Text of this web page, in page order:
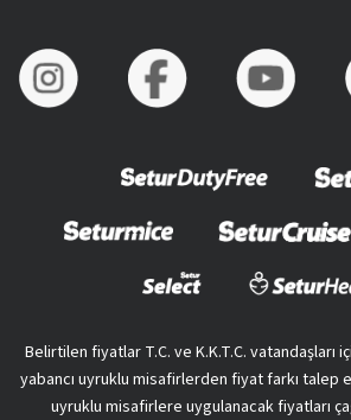
Belirtilen fiyatlar T.C. ve K.K.T.C. vatandaşları
yabancı uyruklu misafirlerden fiyat farkı talep
uyruklu misafirlere uygulanacak fiyatları